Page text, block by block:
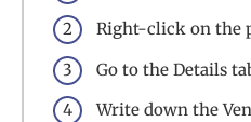
Right-click on the
Go to the Details
Write down the